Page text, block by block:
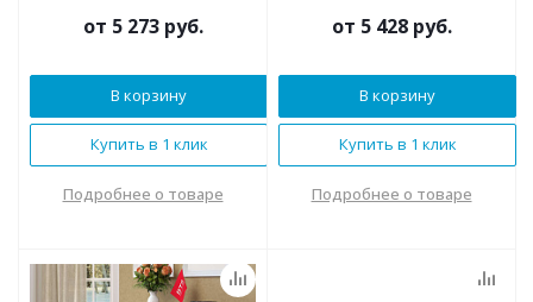
от 5 273 руб.
В корзину
Купить в 1 клик
Подробнее о товаре
от 5 428 руб.
В корзину
Купить в 1 клик
Подробнее о товаре